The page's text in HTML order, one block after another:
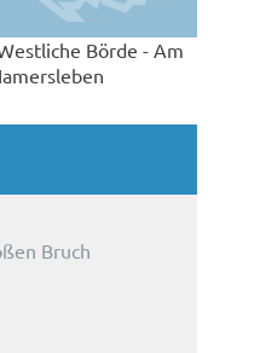
Börde - Am
Bruch